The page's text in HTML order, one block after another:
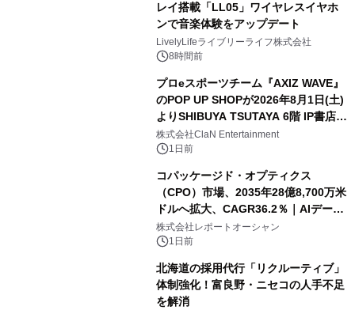
レイ搭載「LL05」ワイヤレスイヤホ
ンで音楽体験をアップデート
LivelyLifeライブリーライフ株式会社
8時間前
プロeスポーツチーム『AXIZ WAVE』
のPOP UP SHOPが2026年8月1日(土)
よりSHIBUYA TSUTAYA 6階 IP書店で
開催決定！！
株式会社ClaN Entertainment
1日前
コパッケージド・オプティクス
（CPO）市場、2035年28億8,700万米
ドルへ拡大、CAGR36.2％｜AIデータ
センター・高速光通信需要が成長を加
速
株式会社レポートオーシャン
1日前
北海道の採用代行「リクルーティブ」
体制強化！富良野・ニセコの人手不足
を解消